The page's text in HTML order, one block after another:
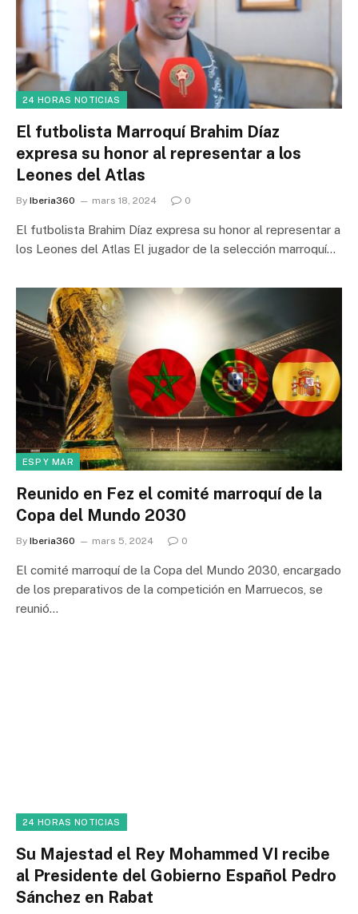
24 HORAS NOTICIAS
El futbolista Marroquí Brahim Díaz
expresa su honor al representar a los
Leones del Atlas
By Iberia360 mars 18, 2024 0
El futbolista Brahim Díaz expresa su honor al representar a
los Leones del Atlas El jugador de la selección marroquí…
ESP Y MAR
Reunido en Fez el comité marroquí de la
Copa del Mundo 2030
By Iberia360 mars 5, 2024 0
El comité marroquí de la Copa del Mundo 2030, encargado
de los preparativos de la competición en Marruecos, se
reunió…
24 HORAS NOTICIAS
Su Majestad el Rey Mohammed VI recibe
al Presidente del Gobierno Español Pedro
Sánchez en Rabat